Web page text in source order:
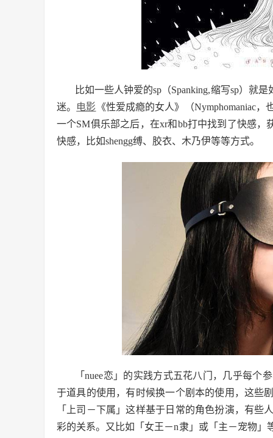
比如一些人钟爱的sp（Spanking,缩写sp）就
迷。
电影 《性爱成瘾的女人》（Nymphomaniac
一个SM俱乐部之后，在xr和bb打中找到了快感
快感，比如shengg缚、胶衣、木乃伊等等方式。
「nuee恋」的实践方式五花八门，几乎每
于道具的使用，有时候换一个剧本的使用，这些
「上司－下属」这样基于日常的角色扮演，有
彩的关系。又比如「女王－n隶」或「主－宠物